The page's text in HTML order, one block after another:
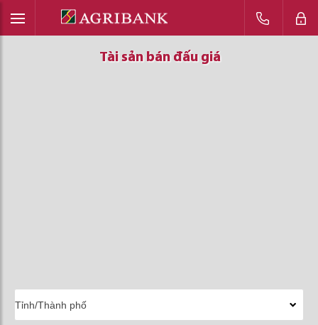
Tài sản bán đấu giá
Tài sản bán đấu giá
Tài sản bán đấu giá